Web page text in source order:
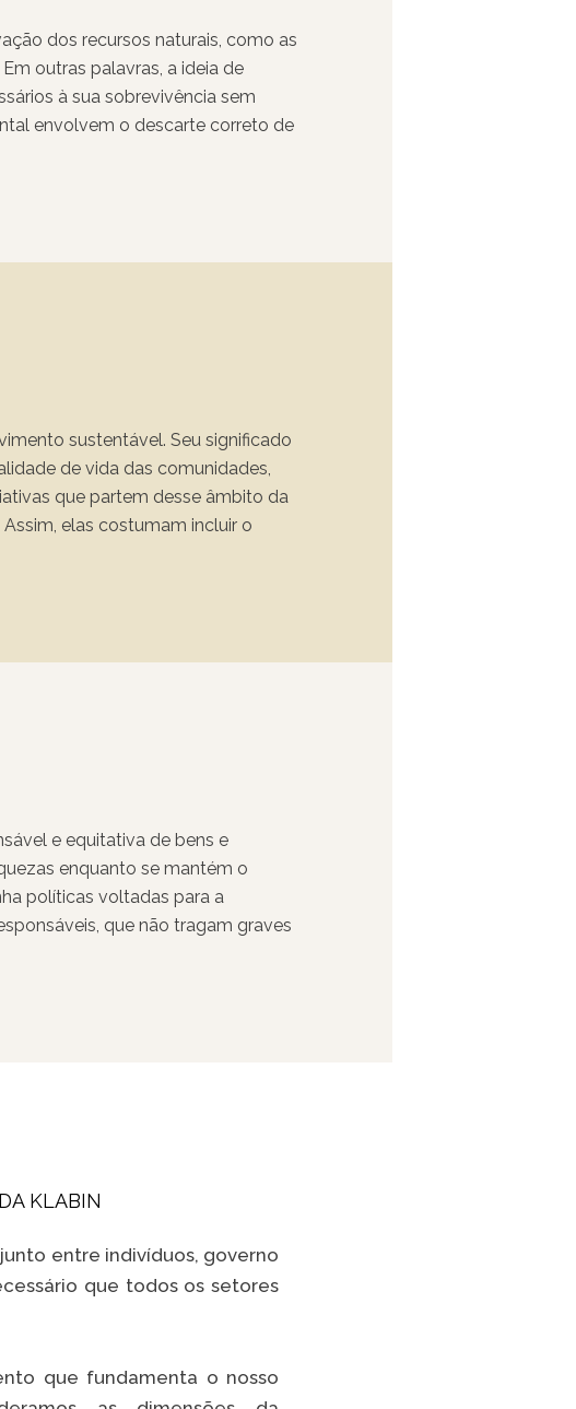
dos recursos naturais, como as
outras palavras, a ideia de
à sua sobrevivência sem
envolvem o descarte correto de
sustentável. Seu significado
de vida das comunidades,
que partem desse âmbito da
elas costumam incluir o
e equitativa de bens e
enquanto se mantém o
políticas voltadas para a
que não tragam graves
KLABIN
entre indivíduos, governo
que todos os setores
que fundamenta o nosso